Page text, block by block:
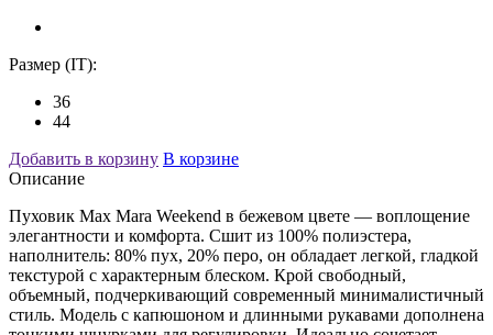
Размер (IT):
36
44
Добавить в корзину В корзине
Описание
Пуховик Max Mara Weekend в бежевом цвете — воплощение
элегантности и комфорта. Сшит из 100% полиэстера,
наполнитель: 80% пух, 20% перо, он обладает легкой, гладкой
текстурой с характерным блеском. Крой свободный,
объемный, подчеркивающий современный минималистичный
стиль. Модель с капюшоном и длинными рукавами дополнена